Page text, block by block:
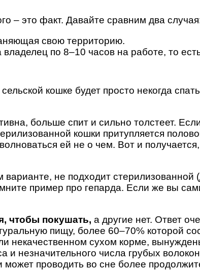
– это факт. Давайте сравним два
свою территорию.
по 8–10 часов на работе, то
кошке будет просто некогда
больше спит и сильно толстеет.
кошки притупляется
ей не о чем. Вот и
не подходит
пример про гепарда. Если же вы
чтобы покушать, а другие нет. Ответ
пищу, более 60–70% которой
некачественном сухом корме,
незначительного числа грубых
проводить во сне более